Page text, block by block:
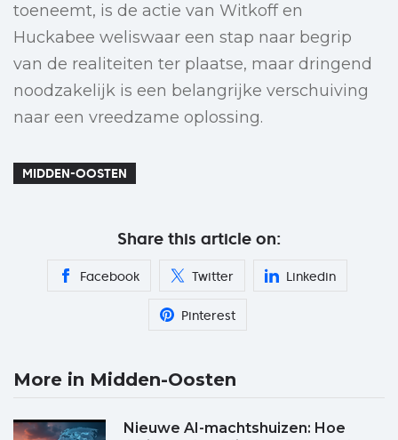
toeneemt, is de actie van Witkoff en
Huckabee weliswaar een stap naar begrip
van de realiteiten ter plaatse, maar dringend
noodzakelijk is een belangrijke verschuiving
naar een vreedzame oplossing.
MIDDEN-OOSTEN
Share this article on:
Facebook Twitter Linkedin
Pinterest
More in Midden-Oosten
Nieuwe AI-machtshuizen: Hoe